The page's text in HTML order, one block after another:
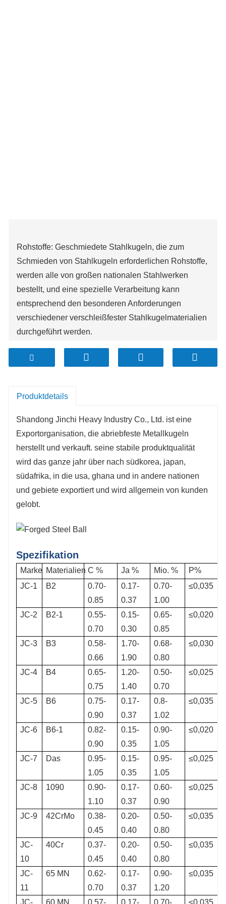
Rohstoffe: Geschmiedete Stahlkugeln, die zum
Schmieden von Stahlkugeln erforderlichen Rohstoffe,
werden alle von großen nationalen Stahlwerken
bestellt, und eine spezielle Verarbeitung kann
entsprechend den besonderen Anforderungen
verschiedener verschleißfester Stahlkugelmaterialien
durchgeführt werden.
energiesparenden Induktionsstabheiz-Elektroofen
gleichmäßige Temperatur der Rohstoffe nach dem
Erhitzen kann die gleichmäßige Härte
verschleißfester Stahlkugeln während der
Wärmebehandlung sicherstellen.
Produktdetails
Shandong Jinchi Heavy Industry Co., Ltd. ist eine
Exportorganisation, die abriebfeste Metallkugeln
herstellt und verkauft. seine stabile produktqualität
wird das ganze jahr über nach südkorea, japan,
südafrika, in die usa, ghana und in andere nationen
und gebiete exportiert und wird allgemein von kunden
gelobt.
Spezifikation
Marke Materialien C % Ja % Mio. % P%
JC-1
B2
0.70-
0.85
0.17-
0.37
0.70-
1.00
≤0,035
JC-2 B2-1
0.55-
0.70
0.15-
0.30
0.65-
0.85
≤0,020
JC-3 B3
0.58-
0.66
1.70-
1.90
0.68-
0.80
≤0,030
JC-4 B4
0.65-
0.75
1.20-
1.40
0.50-
0.70
≤0,025
JC-5 B6
0.75-
0.90
0.17-
0.37
0.8-
1.02
≤0,035
JC-6 B6-1
0.82-
0.90
0.15-
0.35
0.90-
1.05
≤0,020
JC-7 Das
0.95-
1.05
0.15-
0.35
0.95-
1.05
≤0,025
JC-8 1090
0.90-
1.10
0.17-
0.37
0.60-
0.90
≤0,025
JC-9 42CrMo
0.38-
0.45
0.20-
0.40
0.50-
0.80
≤0,035
JC-
10
40Cr
0.37-
0.45
0.20-
0.40
0.50-
0.80
≤0,035
JC-
11
65 MN
0.62-
0.70
0.17-
0.37
0.90-
1.20
≤0,035